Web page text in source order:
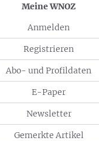
Meine WNOZ
Anmelden
Registrieren
Abo- und Profildaten
E-Paper
Newsletter
Gemerkte Artikel